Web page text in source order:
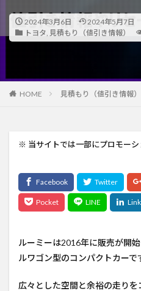
2024年3月6日
2024年5月7日
トヨタ, 見積もり（値引き情報）
HOME 見積もり（値引き情報）
※ 当サイトでは一部にプロモーシ
ルーミーは2016年に販売が開
ルワゴン型のコンパクトカーで
広々とした空間と余裕の走り